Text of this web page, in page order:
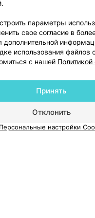
Добавить
Новости проекта
маркетинг
соглашение
параметры
свое согласие в
дополнительной
использования файлов
с нашей Политикой
Отклонить
Принять
Персональные настройки